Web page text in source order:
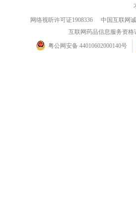
网络视听许可证1908336
中国互联网
互联网药品信息服务资格
粤公网安备 44010602000140号